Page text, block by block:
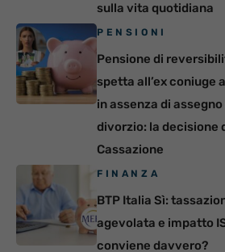
sulla vita quotidiana
PENSIONI
Pensione di
spetta all’ex coniuge
in assenza di assegno
divorzio: la decisione
Cassazione
FINANZA
BTP Italia Sì:
agevolata e impatto
conviene davvero?